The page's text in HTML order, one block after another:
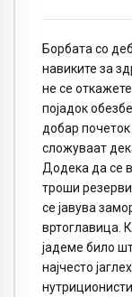
Борбата со
навиките за
не се
појадок
добар
сложуваат
Додека да се
троши
се јавува
вртоглавица.
јадеме било
најчесто